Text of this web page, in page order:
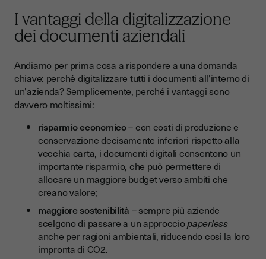
I vantaggi della digitalizzazione
dei documenti aziendali
Andiamo per prima cosa a rispondere a una domanda
chiave: perché digitalizzare tutti i documenti all'interno di
un'azienda? Semplicemente, perché i vantaggi sono
davvero moltissimi:
risparmio economico– con costi di produzione e
conservazione decisamente inferiori rispetto alla
vecchia carta, i documenti digitali consentono un
importante risparmio, che può permettere di
allocare un maggiore budget verso ambiti che
creano valore;
maggiore sostenibilità – sempre più aziende
scelgono di passare a un approcciopaperless
anche per ragioni ambientali, riducendo così la loro
impronta di CO2.